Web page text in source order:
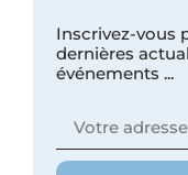
Inscrivez-vous
dernières
événements ...